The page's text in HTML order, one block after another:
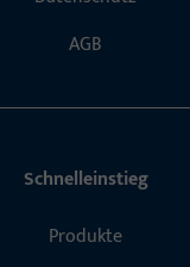
AGB
Schnelleinstieg
Produkte